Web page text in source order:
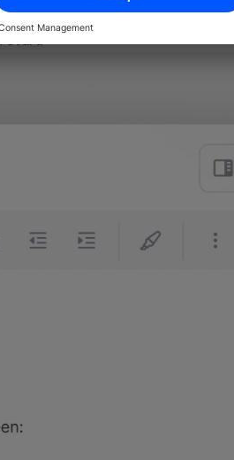
samla in och verifiera